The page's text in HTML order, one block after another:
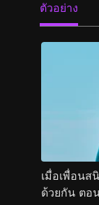
ตัวอย่าง
เมื่อเพื่อน
ด้วยกัน ตอ